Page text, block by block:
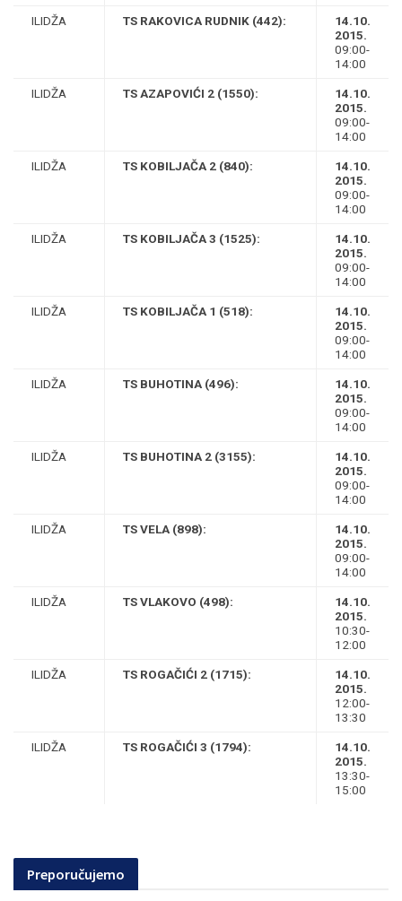
ILIDŽA TS RAKOVICA RUDNIK (442):
14.10.
2015.
09:00-
14:00
ILIDŽA TS AZAPOVIĆI 2 (1550):
14.10.
2015.
09:00-
14:00
ILIDŽA TS KOBILJAČA 2 (840):
14.10.
2015.
09:00-
14:00
ILIDŽA TS KOBILJAČA 3 (1525):
14.10.
2015.
09:00-
14:00
ILIDŽA TS KOBILJAČA 1 (518):
14.10.
2015.
09:00-
14:00
ILIDŽA TS BUHOTINA (496):
14.10.
2015.
09:00-
14:00
ILIDŽA TS BUHOTINA 2 (3155):
14.10.
2015.
09:00-
14:00
ILIDŽA TS VELA (898):
14.10.
2015.
09:00-
14:00
ILIDŽA TS VLAKOVO (498):
14.10.
2015.
10:30-
12:00
ILIDŽA TS ROGAČIĆI 2 (1715):
14.10.
2015.
12:00-
13:30
ILIDŽA TS ROGAČIĆI 3 (1794):
14.10.
2015.
13:30-
15:00
Preporučujemo